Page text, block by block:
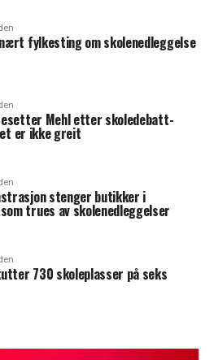
fylkesting om skolenedleggelse
Mehl etter skoledebatt-
er ikke greit
stenger butikker i
trues av skolenedleggelser
730 skoleplasser på seks